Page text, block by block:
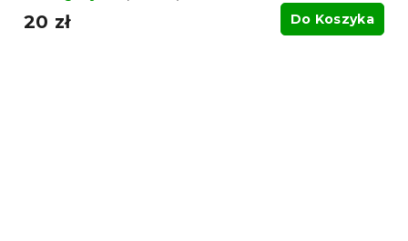
20 zł Do Koszyka